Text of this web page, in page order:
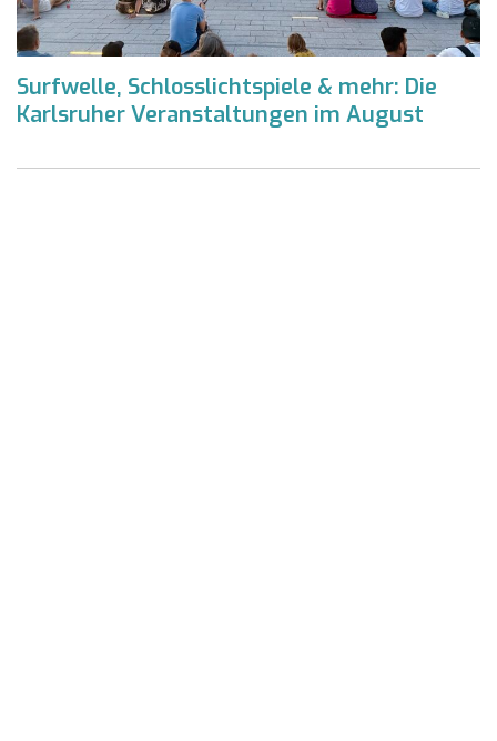
Surfwelle, Schlosslichtspiele & mehr: Die
Karlsruher Veranstaltungen im August